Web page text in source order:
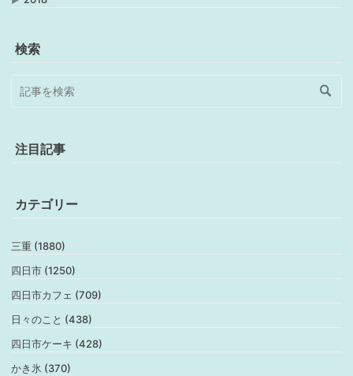
検索
注目記事
カテゴリー
三重 (1880)
四日市 (1250)
四日市カフェ (709)
日々のこと (438)
四日市ケーキ (428)
かき氷 (370)